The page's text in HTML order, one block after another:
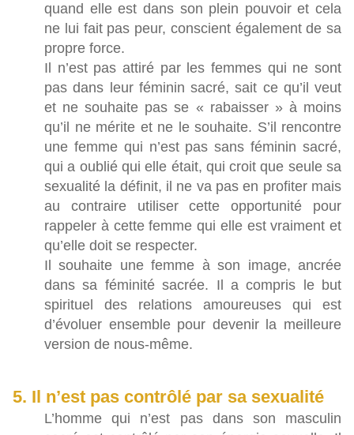
quand elle est dans son plein pouvoir et cela
ne lui fait pas peur, conscient également de sa
propre force.
Il n’est pas attiré par les femmes qui ne sont
pas dans leur féminin sacré, sait ce qu’il veut
et ne souhaite pas se « rabaisser » à moins
qu’il ne mérite et ne le souhaite. S’il rencontre
une femme qui n’est pas sans féminin sacré,
qui a oublié qui elle était, qui croit que seule sa
sexualité la définit, il ne va pas en profiter mais
au contraire utiliser cette opportunité pour
rappeler à cette femme qui elle est vraiment et
qu’elle doit se respecter.
Il souhaite une femme à son image, ancrée
dans sa féminité sacrée. Il a compris le but
spirituel des relations amoureuses qui est
d’évoluer ensemble pour devenir la meilleure
version de nous-même.
5. Il n’est pas contrôlé par sa sexualité
L’homme qui n’est pas dans son masculin